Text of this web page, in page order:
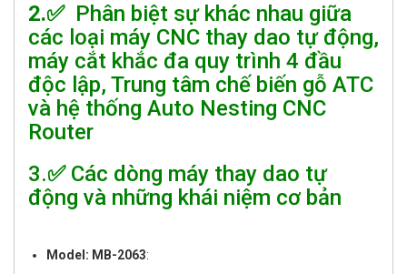
2.✅ Phân biệt sự khác nhau giữa
các loại máy CNC thay dao tự động,
máy cắt khắc đa quy trình 4 đầu
độc lập, Trung tâm chế biến gỗ ATC
và hệ thống Auto Nesting CNC
Router
3.✅ Các dòng máy thay dao tự
động và những khái niệm cơ bản
Model: MB-2063: